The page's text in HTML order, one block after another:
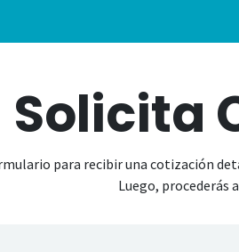
Solicita
para recibir una cotización
Luego, procederás